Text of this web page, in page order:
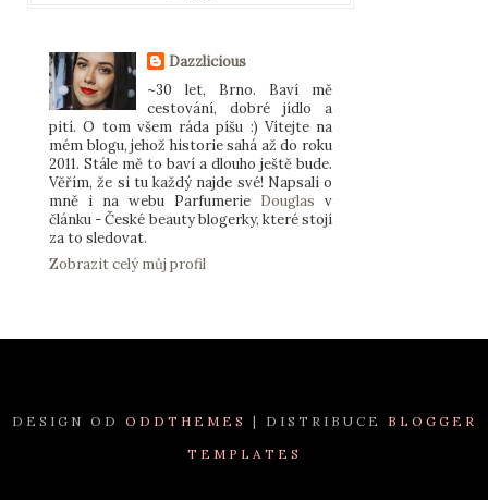
Dazzlicious
~30 let, Brno. Baví mě
cestování, dobré jídlo a
pití. O tom všem ráda píšu :) Vítejte na
mém blogu, jehož historie sahá až do roku
2011. Stále mě to baví a dlouho ještě bude.
Věřím, že si tu každý najde své! Napsali o
mně i na webu Parfumerie Douglas v
článku - České beauty blogerky, které stojí
za to sledovat.
Zobrazit celý můj profil
DESIGN OD ODDTHEMES | DISTRIBUCE BLOGGER
TEMPLATES